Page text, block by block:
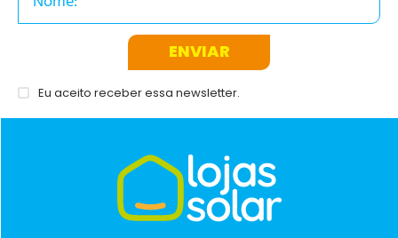
ENVIAR
Eu aceito receber essa newsletter.